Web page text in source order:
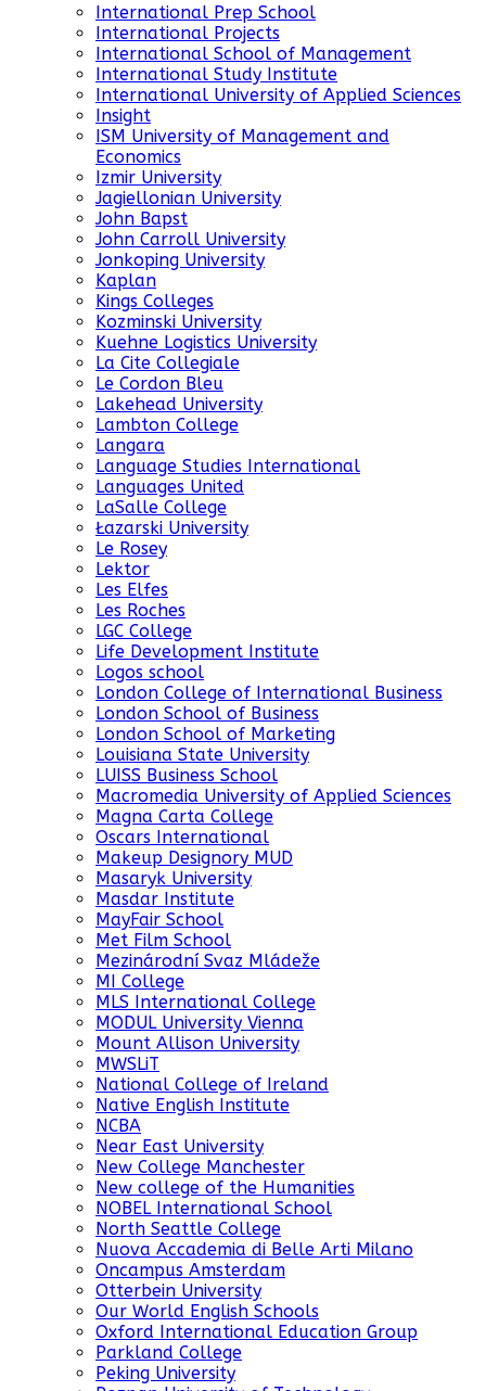
International Prep School
International Projects
International School of Management
International Study Institute
International University of Applied Sciences
Insight
ISM University of Management and
Economics
Izmir University
Jagiellonian University
John Bapst
John Carroll University
Jonkoping University
Kaplan
Kings Colleges
Kozminski University
Kuehne Logistics University
La Cite Collegiale
Le Cordon Bleu
Lakehead University
Lambton College
Langara
Language Studies International
Languages United
LaSalle College
Łazarski University
Le Rosey
Lektor
Les Elfes
Les Roches
LGC College
Life Development Institute
Logos school
London College of International Business
London School of Business
London School of Marketing
Louisiana State University
LUISS Business School
Macromedia University of Applied Sciences
Magna Carta College
Oscars International
Makeup Designory MUD
Masaryk University
Masdar Institute
MayFair School
Met Film School
Mezinárodní Svaz Mládeže
MI College
MLS International College
MODUL University Vienna
Mount Allison University
MWSLiT
National College of Ireland
Native English Institute
NCBA
Near East University
New College Manchester
New college of the Humanities
NOBEL International School
North Seattle College
Nuova Accademia di Belle Arti Milano
Oncampus Amsterdam
Otterbein University
Our World English Schools
Oxford International Education Group
Parkland College
Peking University